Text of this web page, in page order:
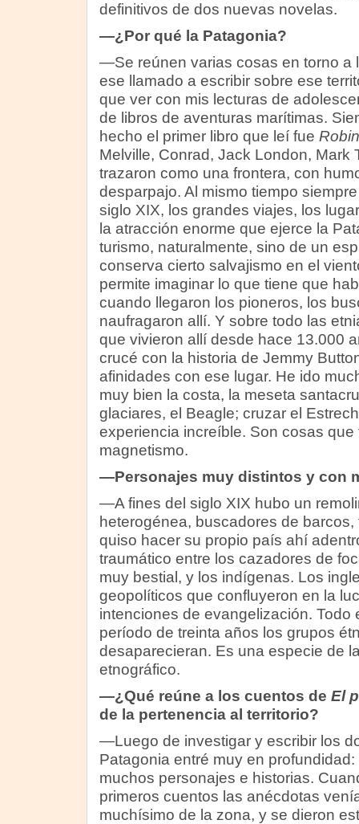
definitivos de dos nuevas novelas.
—¿Por qué la Patagonia?
—Se reúnen varias cosas en torno a
ese llamado a escribir sobre ese
que ver con mis lecturas de
de libros de aventuras marítimas.
hecho el primer libro que leí fue
Melville, Conrad, Jack London, Mark
trazaron como una frontera, con
desparpajo. Al mismo tiempo
siglo XIX, los grandes viajes, los
la atracción enorme que ejerce la
turismo, naturalmente, sino de un
conserva cierto salvajismo en el
permite imaginar lo que tiene que
cuando llegaron los pioneros, los
naufragaron allí. Y sobre todo las
que vivieron allí desde hace 13.000
crucé con la historia de Jemmy
afinidades con ese lugar. He ido
muy bien la costa, la meseta
glaciares, el Beagle; cruzar el
experiencia increíble. Son cosas que
magnetismo.
—Personajes muy distintos y con
—A fines del siglo XIX hubo un
heterogénea, buscadores de
quiso hacer su propio país ahí
traumático entre los cazadores de
muy bestial, y los indígenas. Los
geopolíticos que confluyeron en la
intenciones de evangelización. Todo
período de treinta años los grupos
desaparecieran. Es una especie de
etnográfico.
—¿Qué reúne a los cuentos de El
de la pertenencia al territorio?
—Luego de investigar y escribir los
Patagonia entré muy en
muchos personajes e historias.
primeros cuentos las anécdotas
muchísimo de la zona, y se dieron